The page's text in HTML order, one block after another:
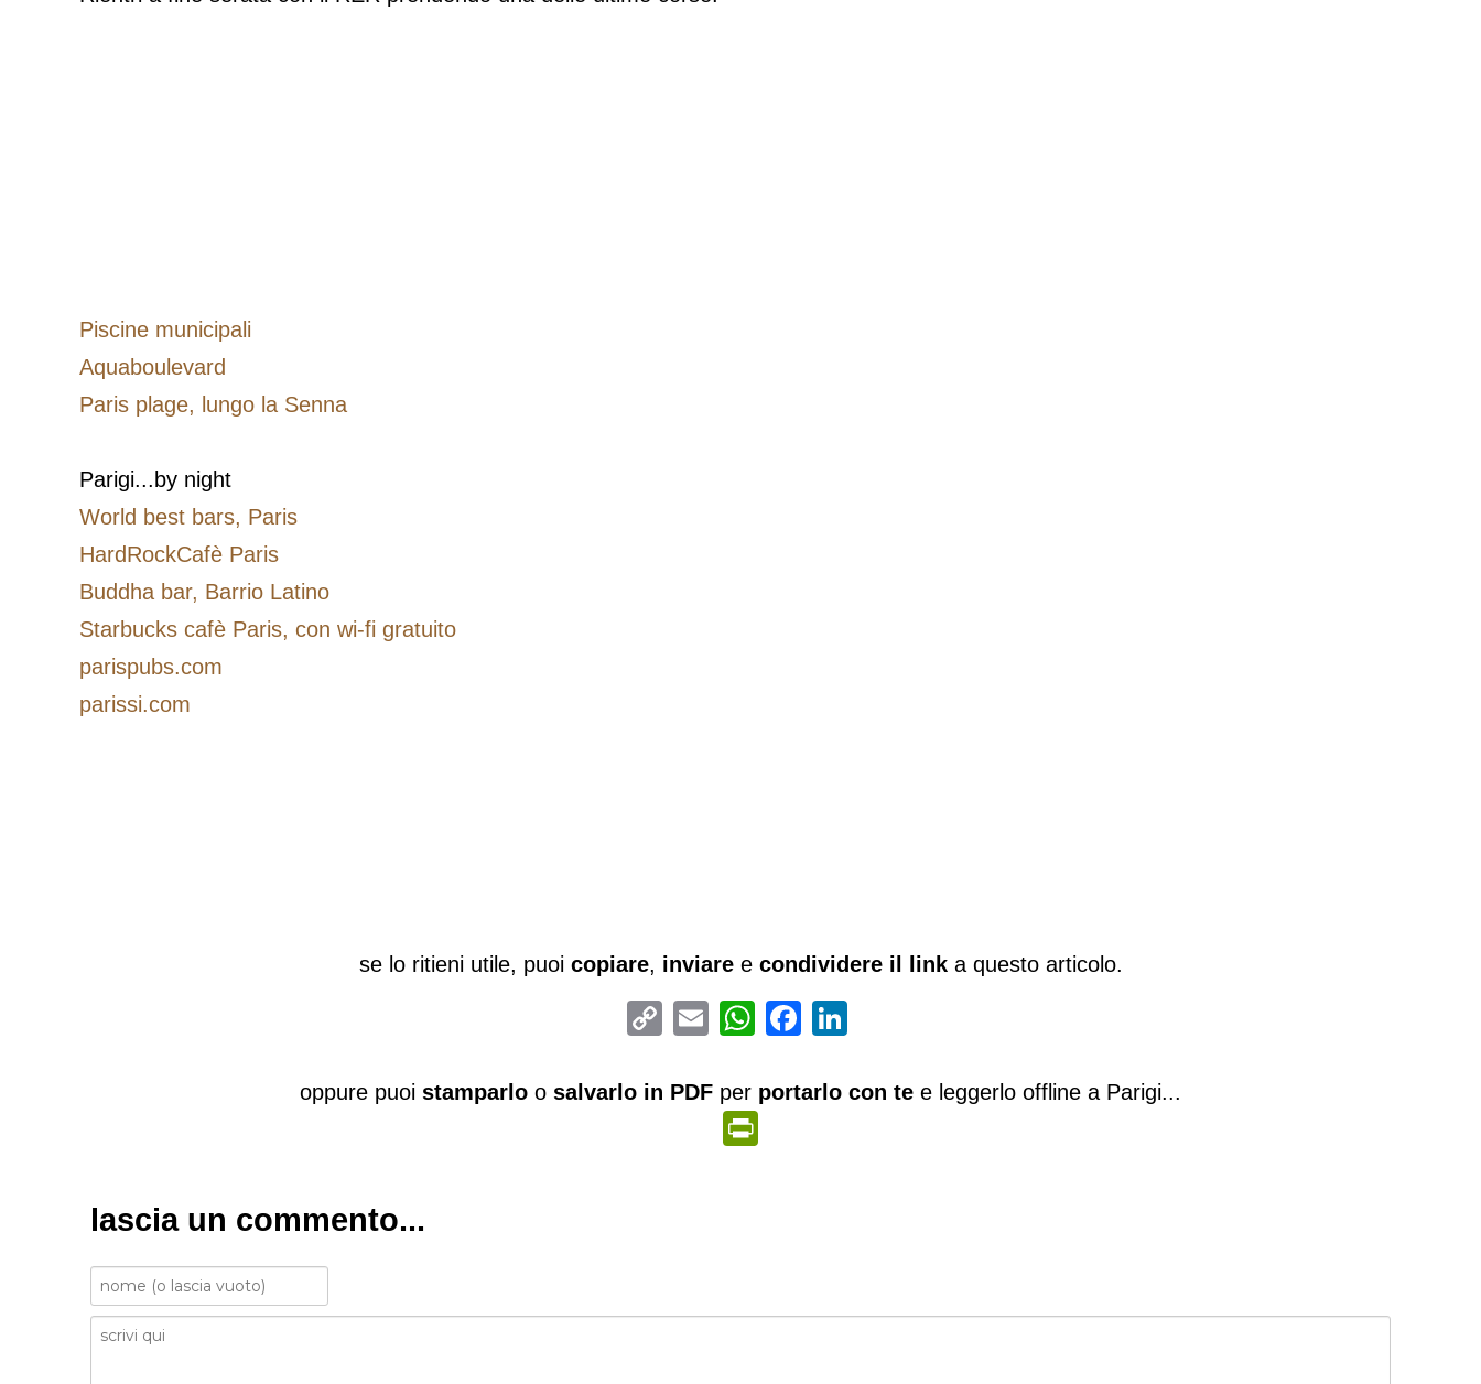
Piscine municipali
Aquaboulevard
Paris plage, lungo la Senna
Parigi...by night
World best bars, Paris
HardRockCafè Paris
Buddha bar, Barrio Latino
Starbucks cafè Paris, con wi-fi gratuito
parispubs.com
parissi.com
se lo ritieni utile, puoi copiare, inviaree condividere il linka questo articolo.
Copy
Link
Email WhatsAppFacebook
oppure puoi stamparlo o salvarlo in PDF per portarlo con te e leggerlo offline a Parigi...
lascia un commento...